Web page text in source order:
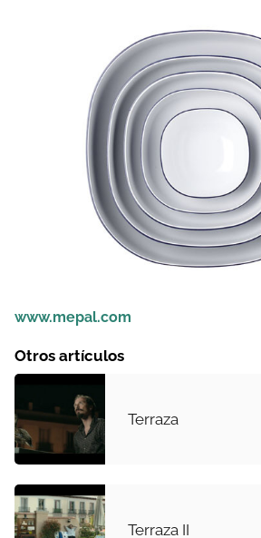
www.mepal.com
Otros artículos
Terraza
Terraza II